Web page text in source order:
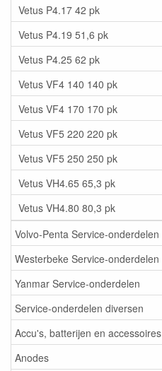
Vetus P4.17 42 pk
Vetus P4.19 51,6 pk
Vetus P4.25 62 pk
Vetus VF4 140 140 pk
Vetus VF4 170 170 pk
Vetus VF5 220 220 pk
Vetus VF5 250 250 pk
Vetus VH4.65 65,3 pk
Vetus VH4.80 80,3 pk
Volvo-Penta Service-onderdelen
Westerbeke Service-onderdelen
Yanmar Service-onderdelen
Service-onderdelen diversen
Accu's, batterijen en accessoires
Anodes